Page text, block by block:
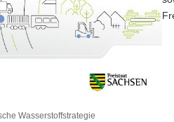
Wasserstoffstrategie